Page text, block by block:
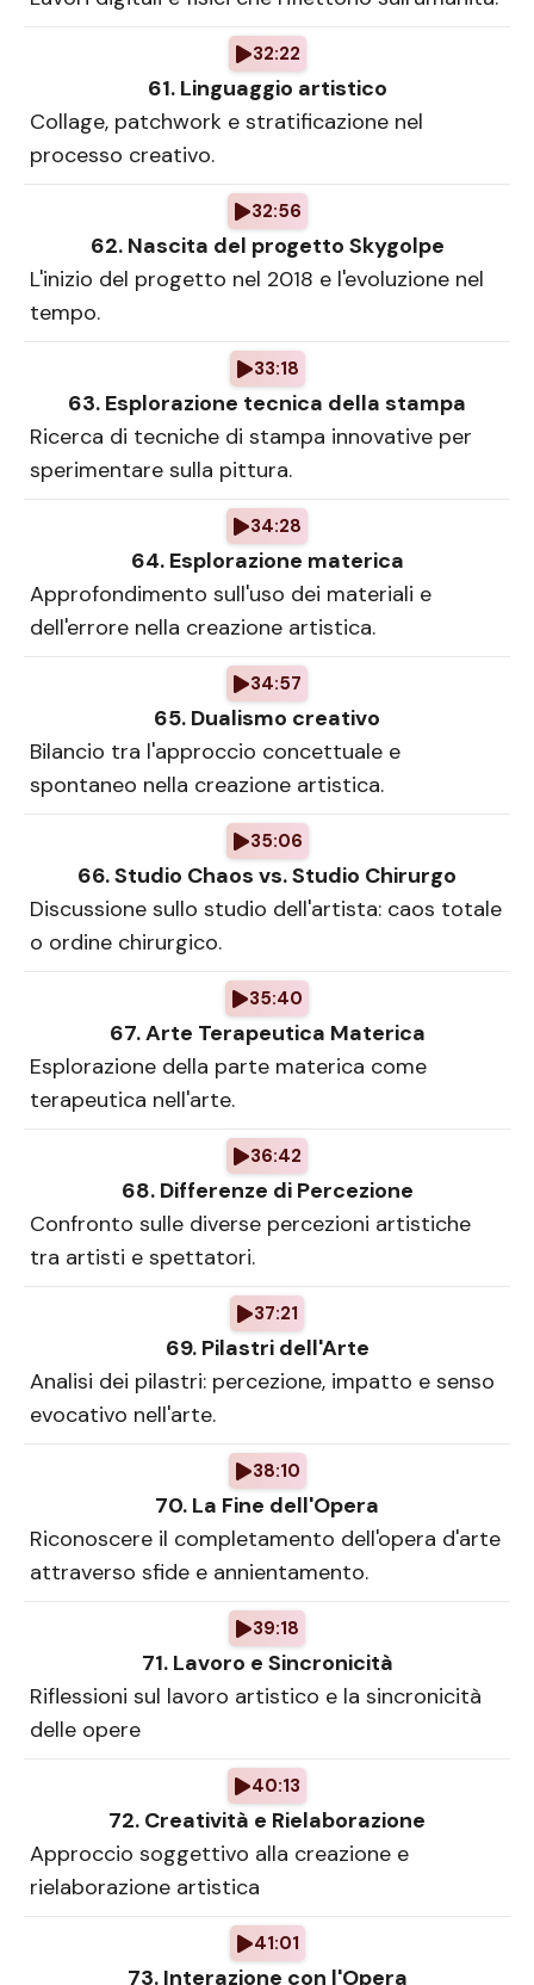
32:22
61. Linguaggio artistico
Collage, patchwork e stratificazione nel
processo creativo.
32:56
62. Nascita del progetto Skygolpe
L'inizio del progetto nel 2018 e l'evoluzione nel
tempo.
33:18
63. Esplorazione tecnica della stampa
Ricerca di tecniche di stampa innovative per
sperimentare sulla pittura.
34:28
64. Esplorazione materica
Approfondimento sull'uso dei materiali e
dell'errore nella creazione artistica.
34:57
65. Dualismo creativo
Bilancio tra l'approccio concettuale e
spontaneo nella creazione artistica.
35:06
66. Studio Chaos vs. Studio Chirurgo
Discussione sullo studio dell'artista: caos totale
o ordine chirurgico.
35:40
67. Arte Terapeutica Materica
Esplorazione della parte materica come
terapeutica nell'arte.
36:42
68. Differenze di Percezione
Confronto sulle diverse percezioni artistiche
tra artisti e spettatori.
37:21
69. Pilastri dell'Arte
Analisi dei pilastri: percezione, impatto e senso
evocativo nell'arte.
38:10
70. La Fine dell'Opera
Riconoscere il completamento dell'opera d'arte
attraverso sfide e annientamento.
39:18
71. Lavoro e Sincronicità
Riflessioni sul lavoro artistico e la sincronicità
delle opere
40:13
72. Creatività e Rielaborazione
Approccio soggettivo alla creazione e
rielaborazione artistica
41:01
73. Interazione con l'Opera